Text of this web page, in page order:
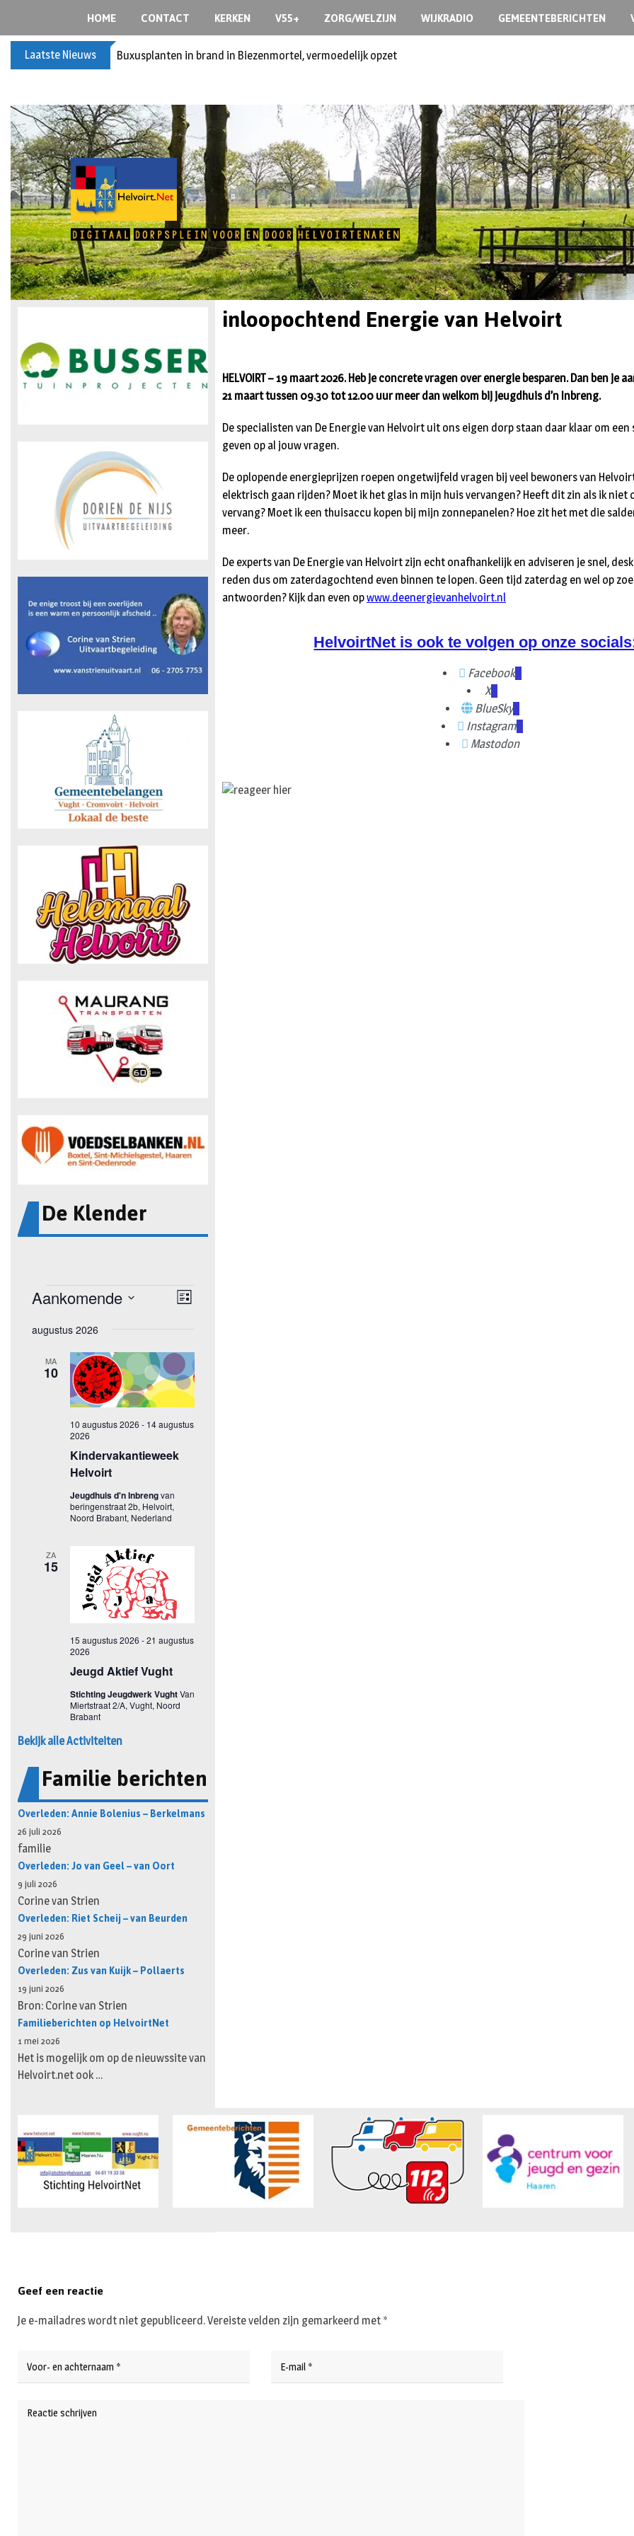
HOME CONTACT KERKEN V55+ ZORG/WELZIJN WIJKRADIO GEMEENTEBERICHTEN
Laatste Nieuws Spreidingswet asielzoekers: hoe zit dat?
De Klender
Bekijk alle Activiteiten
Familie berichten
Overleden: Annie Bolenius – Berkelmans
26 juli 2026
familie
Overleden: Jo van Geel – van Oort
9 juli 2026
Corine van Strien
Overleden: Riet Scheij – van Beurden
29 juni 2026
Corine van Strien
Overleden: Zus van Kuijk – Pollaerts
19 juni 2026
Bron: Corine van Strien
Familieberichten op HelvoirtNet
1 mei 2026
Het is mogelijk om op de nieuwssite van
Helvoirt.net ook …
inloopochtend Energie van Helvoirt
HELVOIRT – 19 maart 2026. Heb je concrete vragen over energie besparen. Dan ben je
21 maart tussen 09.30 tot 12.00 uur meer dan welkom bij jeugdhuis d’n Inbreng.
De specialisten van De Energie van Helvoirt uit ons eigen dorp staan daar klaar om
geven op al jouw vragen.
De oplopende energieprijzen roepen ongetwijfeld vragen bij veel bewoners van
elektrisch gaan rijden? Moet ik het glas in mijn huis vervangen? Heeft dit zin als ik niet
vervang? Moet ik een thuisaccu kopen bij mijn zonnepanelen? Hoe zit het met die
meer.
De experts van De Energie van Helvoirt zijn echt onafhankelijk en adviseren je snel,
reden dus om zaterdagochtend even binnen te lopen. Geen tijd zaterdag en wel op
antwoorden? Kijk dan even opwww.deenergievanhelvoirt.nl
HelvoirtNet is ook te volgen op onze
Facebook
X
BlueSky
Instagram
Mastodon
Geef een reactie
Je e-mailadres wordt niet gepubliceerd.Vereiste velden zijn gemarkeerd met *